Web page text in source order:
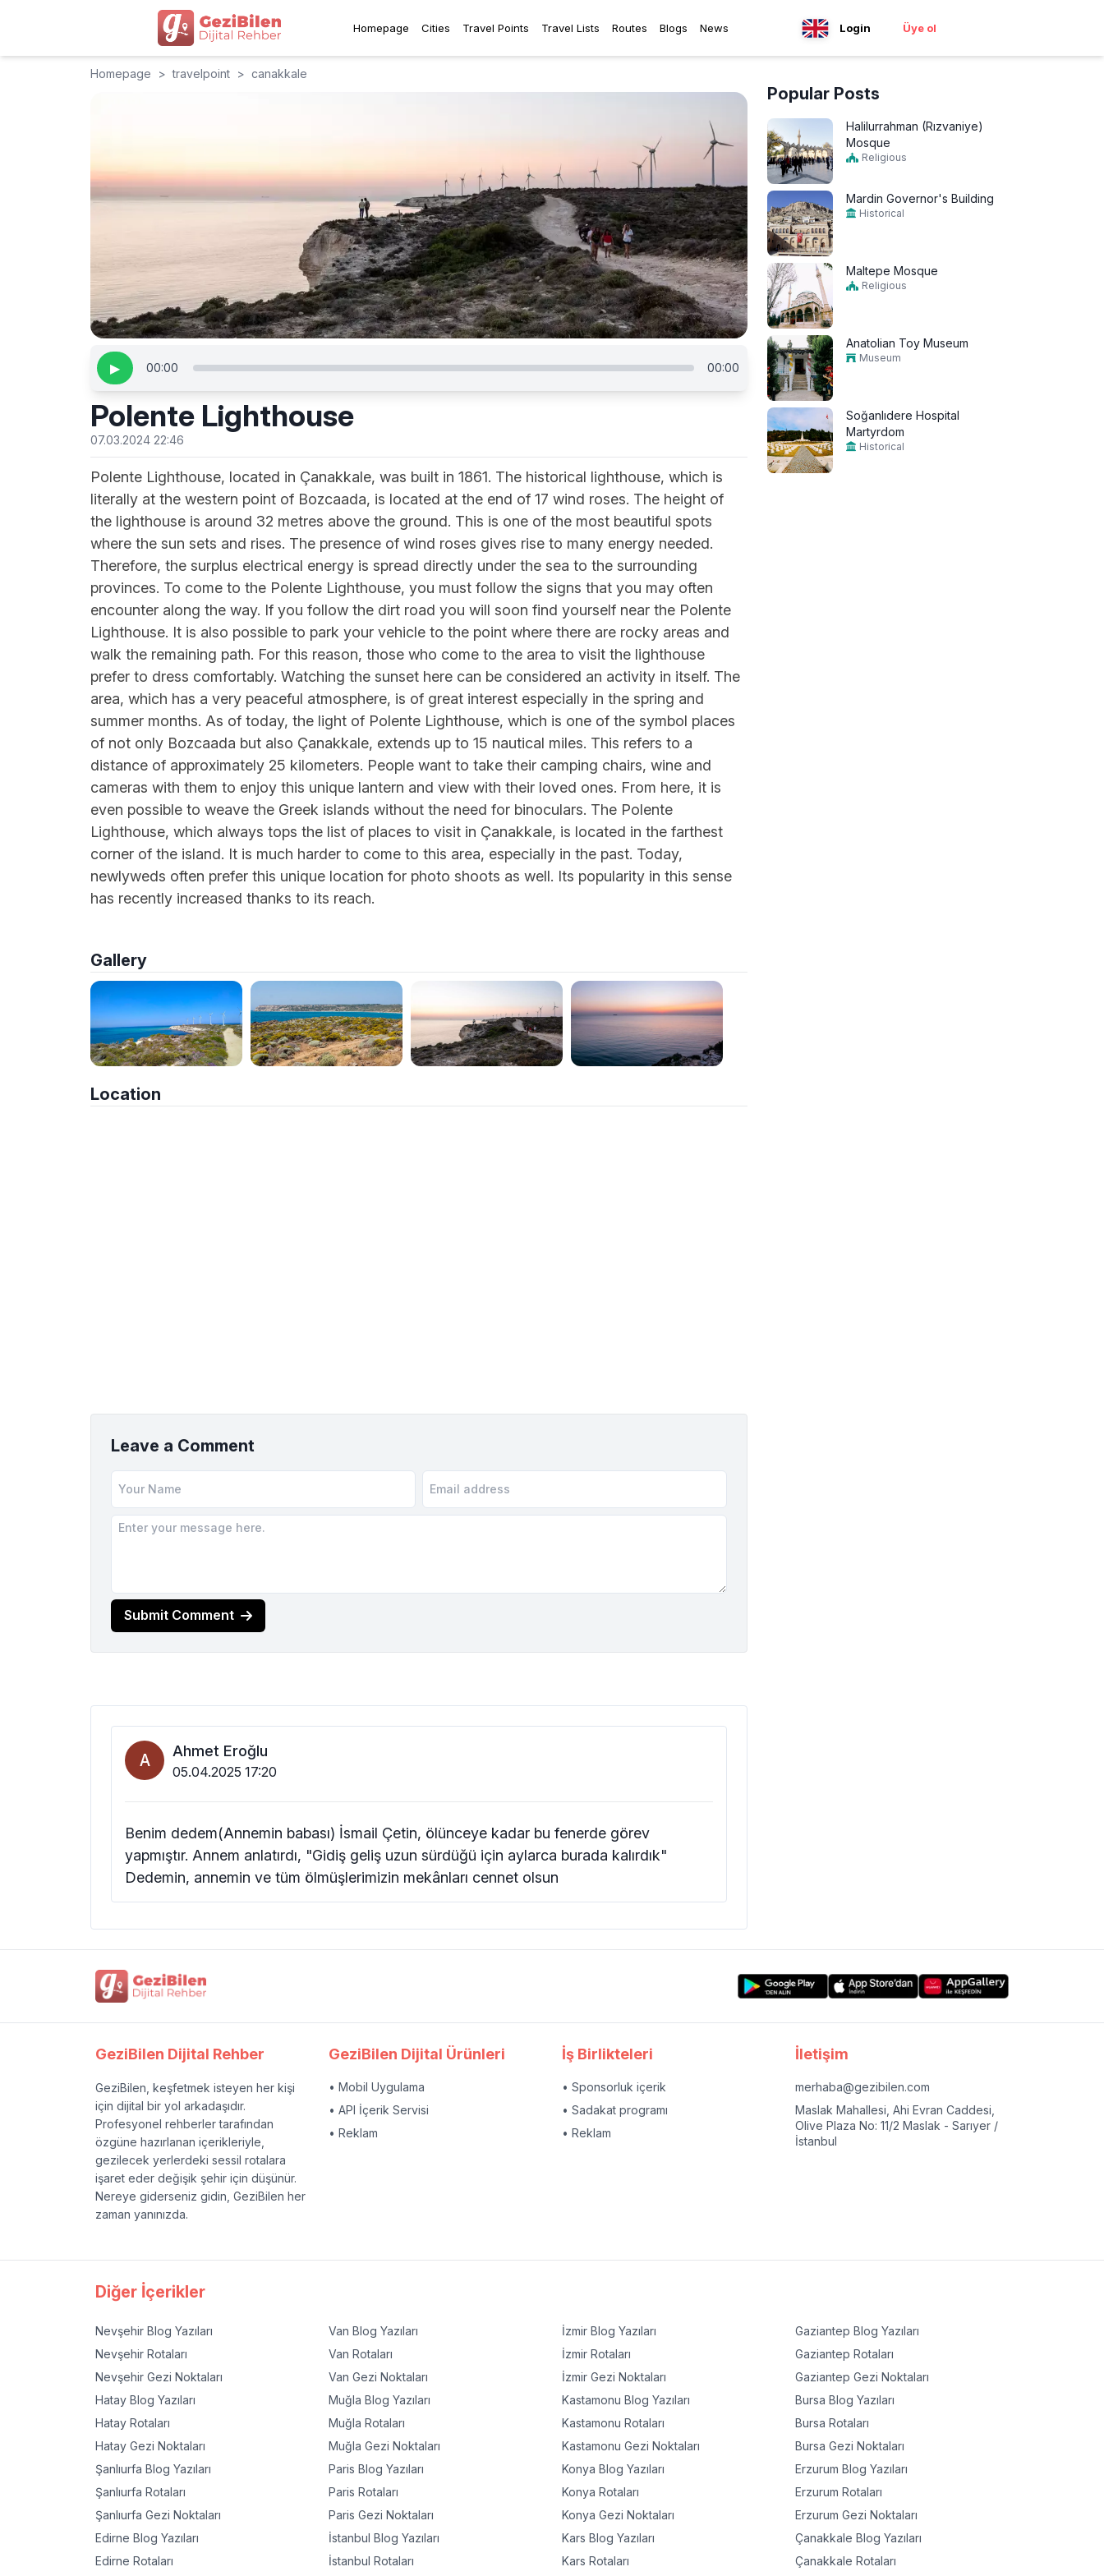
Homepage Cities Travel Points Travel Lists Routes Blogs News Login Üye ol
Homepage > travelpoint > canakkale
▶ 00:00 00:00
Polente Lighthouse
07.03.2024 22:46
Polente Lighthouse, located in Çanakkale, was built in 1861. The historical lighthouse, which is
literally at the western point of Bozcaada, is located at the end of 17 wind roses. The height of
the lighthouse is around 32 metres above the ground. This is one of the most beautiful spots
where the sun sets and rises. The presence of wind roses gives rise to many energy needed.
Therefore, the surplus electrical energy is spread directly under the sea to the surrounding
provinces. To come to the Polente Lighthouse, you must follow the signs that you may often
encounter along the way. If you follow the dirt road you will soon find yourself near the Polente
Lighthouse. It is also possible to park your vehicle to the point where there are rocky areas and
walk the remaining path. For this reason, those who come to the area to visit the lighthouse
prefer to dress comfortably. Watching the sunset here can be considered an activity in itself. The
area, which has a very peaceful atmosphere, is of great interest especially in the spring and
summer months. As of today, the light of Polente Lighthouse, which is one of the symbol places
of not only Bozcaada but also Çanakkale, extends up to 15 nautical miles. This refers to a
distance of approximately 25 kilometers. People want to take their camping chairs, wine and
cameras with them to enjoy this unique lantern and view with their loved ones. From here, it is
even possible to weave the Greek islands without the need for binoculars. The Polente
Lighthouse, which always tops the list of places to visit in Çanakkale, is located in the farthest
corner of the island. It is much harder to come to this area, especially in the past. Today,
newlyweds often prefer this unique location for photo shoots as well. Its popularity in this sense
has recently increased thanks to its reach.
Gallery
Location
Leave a Comment
Submit Comment
A Ahmet Eroğlu
05.04.2025 17:20
Benim dedem(Annemin babası) İsmail Çetin, ölünceye kadar bu fenerde görev
yapmıştır. Annem anlatırdı, "Gidiş geliş uzun sürdüğü için aylarca burada kalırdık"
Dedemin, annemin ve tüm ölmüşlerimizin mekânları cennet olsun
Popular Posts
Halilurrahman (Rızvaniye)
Mosque
Religious
Mardin Governor's Building
Historical
Maltepe Mosque
Religious
Anatolian Toy Museum
Museum
Soğanlıdere Hospital
Martyrdom
Historical
GeziBilen Dijital Rehber
GeziBilen, keşfetmek isteyen her kişi
için dijital bir yol arkadaşıdır.
Profesyonel rehberler tarafından
özgüne hazırlanan içerikleriyle,
gezilecek yerlerdeki sessil rotalara
işaret eder değişik şehir için düşünür.
Nereye giderseniz gidin, GeziBilen her
zaman yanınızda.
GeziBilen Dijital Ürünleri
• Mobil Uygulama
• API İçerik Servisi
• Reklam
İş Birlikteleri
• Sponsorluk içerik
• Sadakat programı
• Reklam
İletişim
merhaba@gezibilen.com
Maslak Mahallesi, Ahi Evran Caddesi,
Olive Plaza No: 11/2 Maslak - Sarıyer /
İstanbul
Diğer İçerikler
Nevşehir Blog Yazıları
Nevşehir Rotaları
Nevşehir Gezi Noktaları
Hatay Blog Yazıları
Hatay Rotaları
Hatay Gezi Noktaları
Şanlıurfa Blog Yazıları
Şanlıurfa Rotaları
Şanlıurfa Gezi Noktaları
Edirne Blog Yazıları
Edirne Rotaları
Van Blog Yazıları
Van Rotaları
Van Gezi Noktaları
Muğla Blog Yazıları
Muğla Rotaları
Muğla Gezi Noktaları
Paris Blog Yazıları
Paris Rotaları
Paris Gezi Noktaları
İstanbul Blog Yazıları
İstanbul Rotaları
İzmir Blog Yazıları
İzmir Rotaları
İzmir Gezi Noktaları
Kastamonu Blog Yazıları
Kastamonu Rotaları
Kastamonu Gezi Noktaları
Konya Blog Yazıları
Konya Rotaları
Konya Gezi Noktaları
Kars Blog Yazıları
Kars Rotaları
Gaziantep Blog Yazıları
Gaziantep Rotaları
Gaziantep Gezi Noktaları
Bursa Blog Yazıları
Bursa Rotaları
Bursa Gezi Noktaları
Erzurum Blog Yazıları
Erzurum Rotaları
Erzurum Gezi Noktaları
Çanakkale Blog Yazıları
Çanakkale Rotaları